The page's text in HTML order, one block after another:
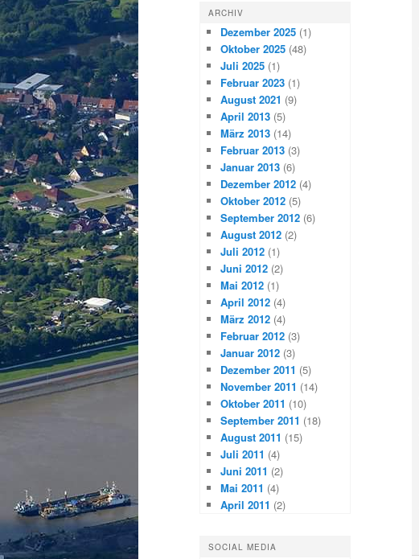
ARCHIV
Dezember 2025 (1)
Oktober 2025 (48)
Juli 2025 (1)
Februar 2023 (1)
August 2021 (9)
April 2013 (5)
März 2013 (14)
Februar 2013 (3)
Januar 2013 (6)
Dezember 2012 (4)
Oktober 2012 (5)
September 2012 (6)
August 2012 (2)
Juli 2012 (1)
Juni 2012 (2)
Mai 2012 (1)
April 2012 (4)
März 2012 (4)
Februar 2012 (3)
Januar 2012 (3)
Dezember 2011 (5)
November 2011 (14)
Oktober 2011 (10)
September 2011 (18)
August 2011 (15)
Juli 2011 (4)
Juni 2011 (2)
Mai 2011 (4)
April 2011 (2)
SOCIAL MEDIA